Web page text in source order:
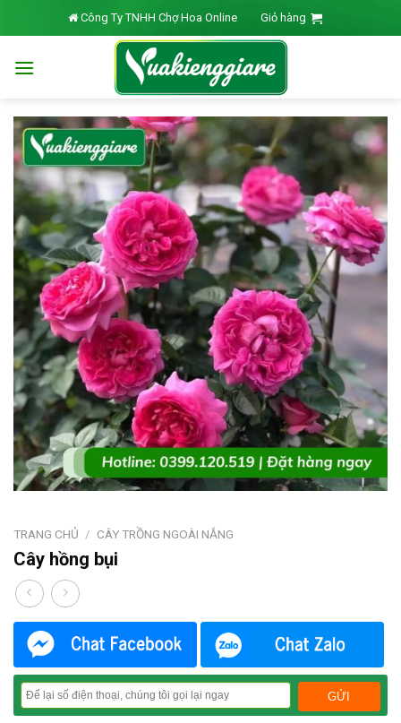
to
Công Ty TNHH Chợ Hoa Online Giỏ hàng
TRANG CHỦ / CÂY TRỒNG NGOÀI NẮNG
Cây hồng bụi